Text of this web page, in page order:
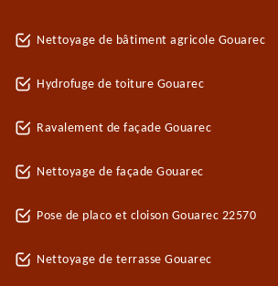
Nettoyage de bâtiment agricole Gouarec
Hydrofuge de toiture Gouarec
Ravalement de façade Gouarec
Nettoyage de façade Gouarec
Pose de placo et cloison Gouarec 22570
Nettoyage de terrasse Gouarec